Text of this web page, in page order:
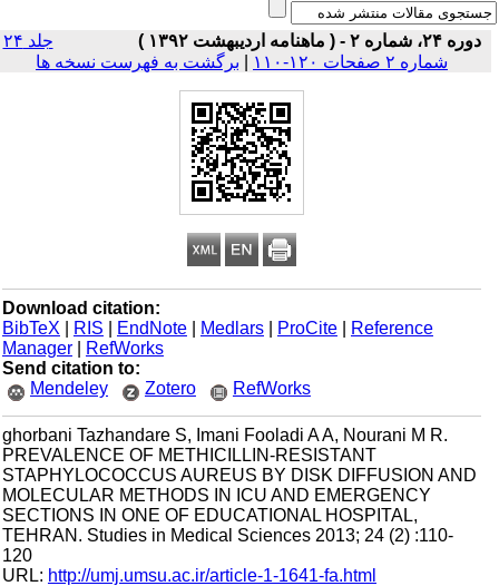
دوره ۲۴، شماره ۲ - ( ماهنامه اردیبهشت ۱۳۹۲ )
جلد ۲۴
شماره ۲ صفحات ۱۲۰-۱۱۰
| برگشت به فهرست نسخه ها
Download citation:
BibTeX
| RIS |EndNote |Medlars |ProCite |Reference
Manager
|RefWorks
Send citation to:
Mendeley
Zotero RefWorks
ghorbani Tazhandare S, Imani Fooladi A A, Nourani M R.
PREVALENCE OF METHICILLIN-RESISTANT
STAPHYLOCOCCUS AUREUS BY DISK DIFFUSION AND
MOLECULAR METHODS IN ICU AND EMERGENCY
SECTIONS IN ONE OF EDUCATIONAL HOSPITAL,
TEHRAN. Studies in Medical Sciences 2013; 24 (2) :110-
120
URL:http://umj.umsu.ac.ir/article-1-1641-fa.html